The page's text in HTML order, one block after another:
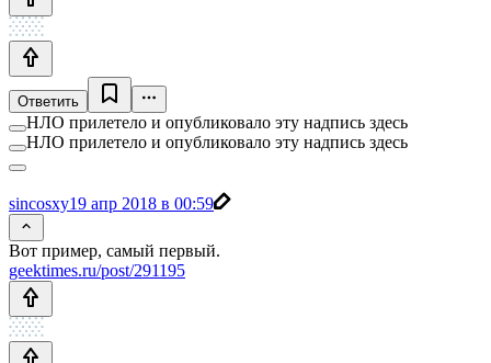
Ответить
НЛО прилетело и опубликовало эту надпись здесь
НЛО прилетело и опубликовало эту надпись здесь
sincosxy19 апр 2018 в 00:59
Вот пример, самый первый.
geektimes.ru/post/291195